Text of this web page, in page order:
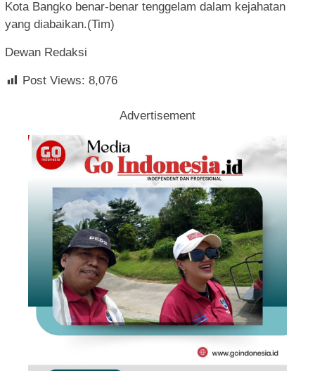
Kota Bangko benar-benar tenggelam dalam kejahatan
yang diabaikan.(Tim)
Dewan Redaksi
Post Views: 8,076
Advertisement